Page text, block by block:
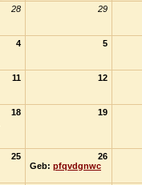
28 29
4 5
11 12
18
19
25
26
Geb: pfqvdgnwc